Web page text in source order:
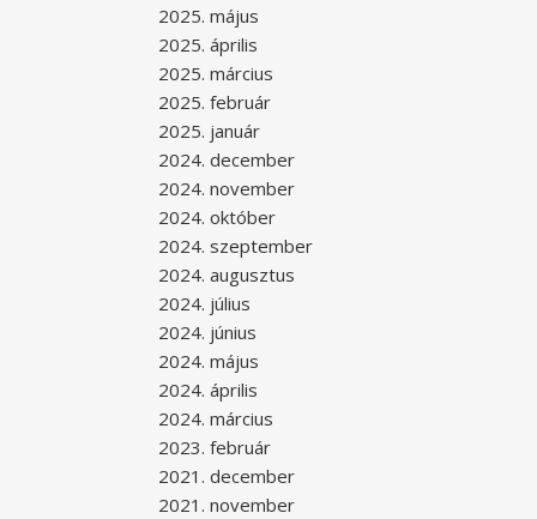
2025. május
2025. április
2025. március
2025. február
2025. január
2024. december
2024. november
2024. október
2024. szeptember
2024. augusztus
2024. július
2024. június
2024. május
2024. április
2024. március
2023. február
2021. december
2021. november